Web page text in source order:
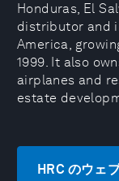
Honduras, El
distributor and
America,
1999. It also
airplanes and
estate
HRC のウェ